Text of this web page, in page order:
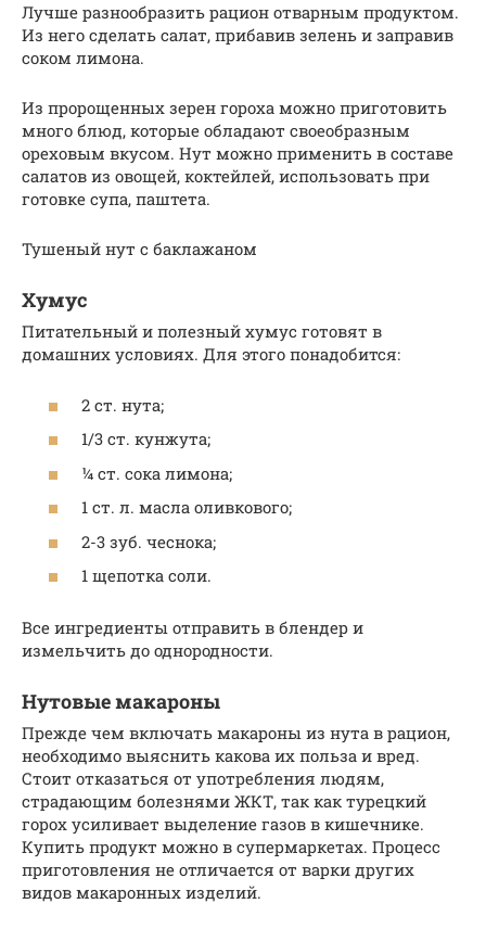
Лучше разнообразить рацион отварным продуктом.
Из него сделать салат, прибавив зелень и заправив
соком лимона.
Из пророщенных зерен гороха можно приготовить
много блюд, которые обладают своеобразным
ореховым вкусом. Нут можно применить в составе
салатов из овощей, коктейлей, использовать при
готовке супа, паштета.
Тушеный нут с баклажаном
Хумус
Питательный и полезный хумус готовят в
домашних условиях. Для этого понадобится:
2 ст. нута;
1/3 ст. кунжута;
¼ ст. сока лимона;
1 ст. л. масла оливкового;
2-3 зуб. чеснока;
1 щепотка соли.
Все ингредиенты отправить в блендер и
измельчить до однородности.
Нутовые макароны
Прежде чем включать макароны из нута в рацион,
необходимо выяснить какова их польза и вред.
Стоит отказаться от употребления людям,
страдающим болезнями ЖКТ, так как турецкий
горох усиливает выделение газов в кишечнике.
Купить продукт можно в супермаркетах. Процесс
приготовления не отличается от варки других
видов макаронных изделий.